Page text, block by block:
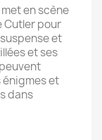
en scène
Cutler pour
et
et ses
et
dans